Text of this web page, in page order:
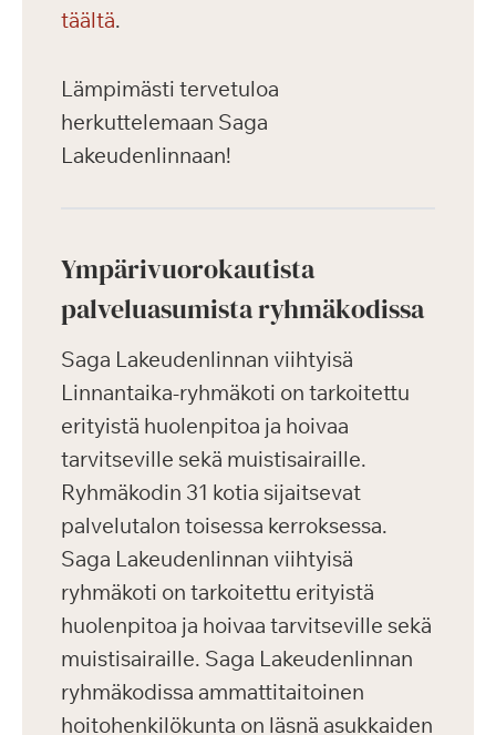
täältä.
Lämpimästi tervetuloa
herkuttelemaan Saga
Lakeudenlinnaan!
Ympärivuorokautista
palveluasumista ryhmäkodissa
Saga Lakeudenlinnan viihtyisä
Linnantaika-ryhmäkoti on tarkoitettu
erityistä huolenpitoa ja hoivaa
tarvitseville sekä muistisairaille.
Ryhmäkodin 31 kotia sijaitsevat
palvelutalon toisessa kerroksessa.
Saga Lakeudenlinnan viihtyisä
ryhmäkoti on tarkoitettu erityistä
huolenpitoa ja hoivaa tarvitseville sekä
muistisairaille. Saga Lakeudenlinnan
ryhmäkodissa ammattitaitoinen
hoitohenkilökunta on läsnä asukkaiden